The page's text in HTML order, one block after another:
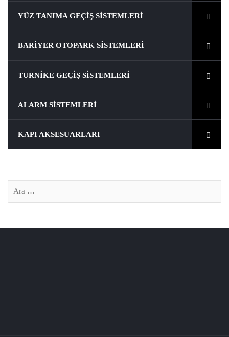
YÜZ TANIMA GEÇIŞ SISTEMLERI
BARIYER OTOPARK SISTEMLERI
TURNIKE GEÇIŞ SISTEMLERI
ALARM SISTEMLERI
KAPI AKSESUARLARI